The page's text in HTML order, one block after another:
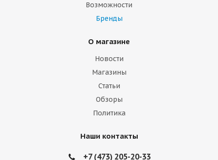
Возможности
Бренды
О магазине
Новости
Магазины
Статьи
Обзоры
Политика
Наши контакты
+7 (473) 205-20-33